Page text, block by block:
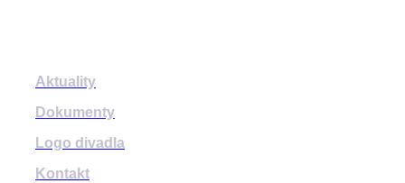
Aktuality
Dokumenty
Logo divadla
Kontakt